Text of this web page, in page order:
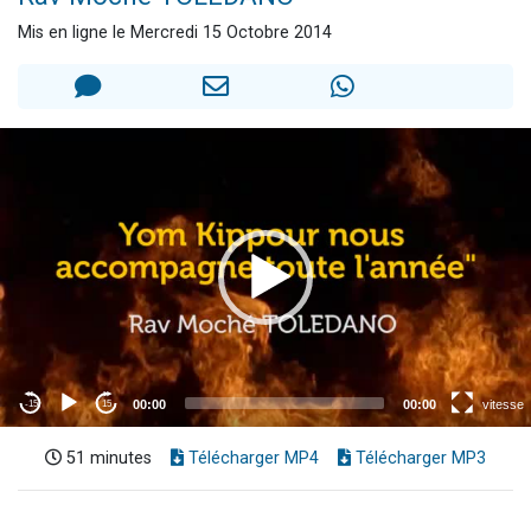
Ariel vient de donner son Maasser
Nathaniel vient de donner son Maasser
Mis en ligne le Mercredi 15 Octobre 2014
51 minutes Télécharger MP4 Télécharger MP3